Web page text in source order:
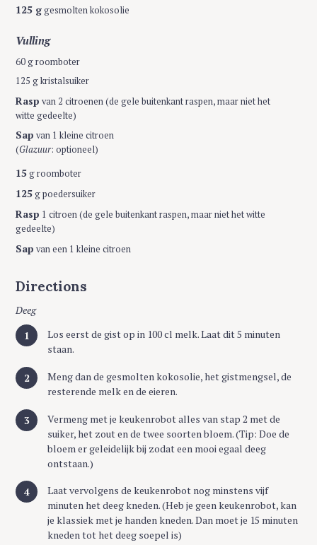
125 ggesmolten kokosolie
Vulling
60 g roomboter
125 g kristalsuiker
Rasp van 2 citroenen (de gele buitenkant raspen, maar niet het
witte gedeelte)
Sap van 1 kleine citroen
(Glazuur: optioneel)
15g roomboter
125g poedersuiker
Rasp 1 citroen (de gele buitenkant raspen, maar niet het witte
gedeelte)
Sap van een 1 kleine citroen
Directions
Deeg
Los eerst de gist op in 100 cl melk. Laat dit 5 minuten
staan.
Meng dan de gesmolten kokosolie, het gistmengsel, de
resterende melk en de eieren.
Vermeng met je keukenrobot alles van stap 2 met de
suiker, het zout en de twee soorten bloem. (Tip: Doe de
bloem er geleidelijk bij zodat een mooi egaal deeg
ontstaan.)
Laat vervolgens de keukenrobot nog minstens vijf
minuten het deeg kneden. (Heb je geen keukenrobot, kan
je klassiek met je handen kneden. Dan moet je 15 minuten
kneden tot het deeg soepel is)